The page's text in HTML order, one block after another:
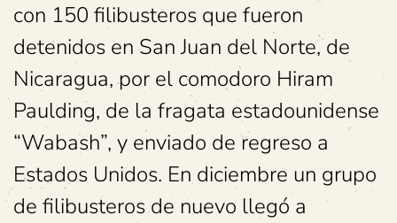
con 150 filibusteros que fueron
detenidos en San Juan del Norte, de
Nicaragua, por el comodoro Hiram
Paulding, de la fragata estadounidense
“Wabash”, y enviado de regreso a
Estados Unidos. En diciembre un grupo
de filibusteros de nuevo llegó a